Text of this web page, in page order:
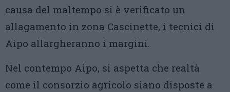
causa del maltempo si è verificato un
allagamento in zona Cascinette, i tecnici di
Aipo allargheranno i margini.
Nel contempo Aipo, si aspetta che realtà
come il consorzio agricolo siano disposte a